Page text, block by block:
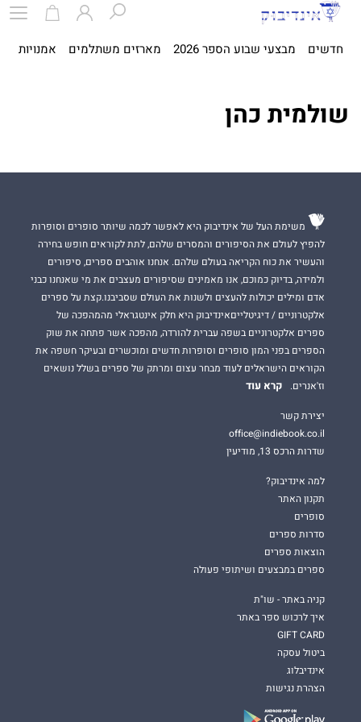
חדשים מבצעי שבוע הספר 2026 מארזים משתלמים אמנויות
שולמית כהן
משימת העל של אינדיבוק היא לאפשר לכמה שיותר סופרים וסופרות
להפיץ לעולם את הסיפורים והמסרים שלהם, לתת לקוראים חופש בחירה
והעשיר את כוח הקריאה בעולם שלהם. אנחנו אוהבים ספרים, סיפורים
ולמידה, בדיוק כמוכם, אנו מאמינים שסיפורים מעצבים את מי שאנחנו כבני
אדם ומילים יכולות להעצים ולשנות את העולם שסביבנו.קצת על ספרים
אלקטרוניים / דיגיטלייםאינדיבוק היא חלק אינטגראלי מהמהפכה של
ספרים אלקטרוניים בשפה עברית להורדה, מהפכה אשר פתחה את שוק
הספרים בפני המון סופרים וסופרות חדשים ומוכשרים ובעיקר חשפה את
הקוראים הישראלים לעוד מבחר עצום ומרתק של ספרים בשלל נושאים
וז'אנרים.
קרא עוד
יצירת קשר
office@indiebook.co.il
שדרות הרכס 13, מודיעין
למה אינדיבוק?
תקנון האתר
סופרים
סדרות ספרים
הוצאות ספרים
ספרים במבצעים ושיתופי פעולה
קניה באתר - שו"ת
איך לרכוש ספר באתר
GIFT CARD
ביטול עסקה
אינדיבלוג
הצהרת נגישות